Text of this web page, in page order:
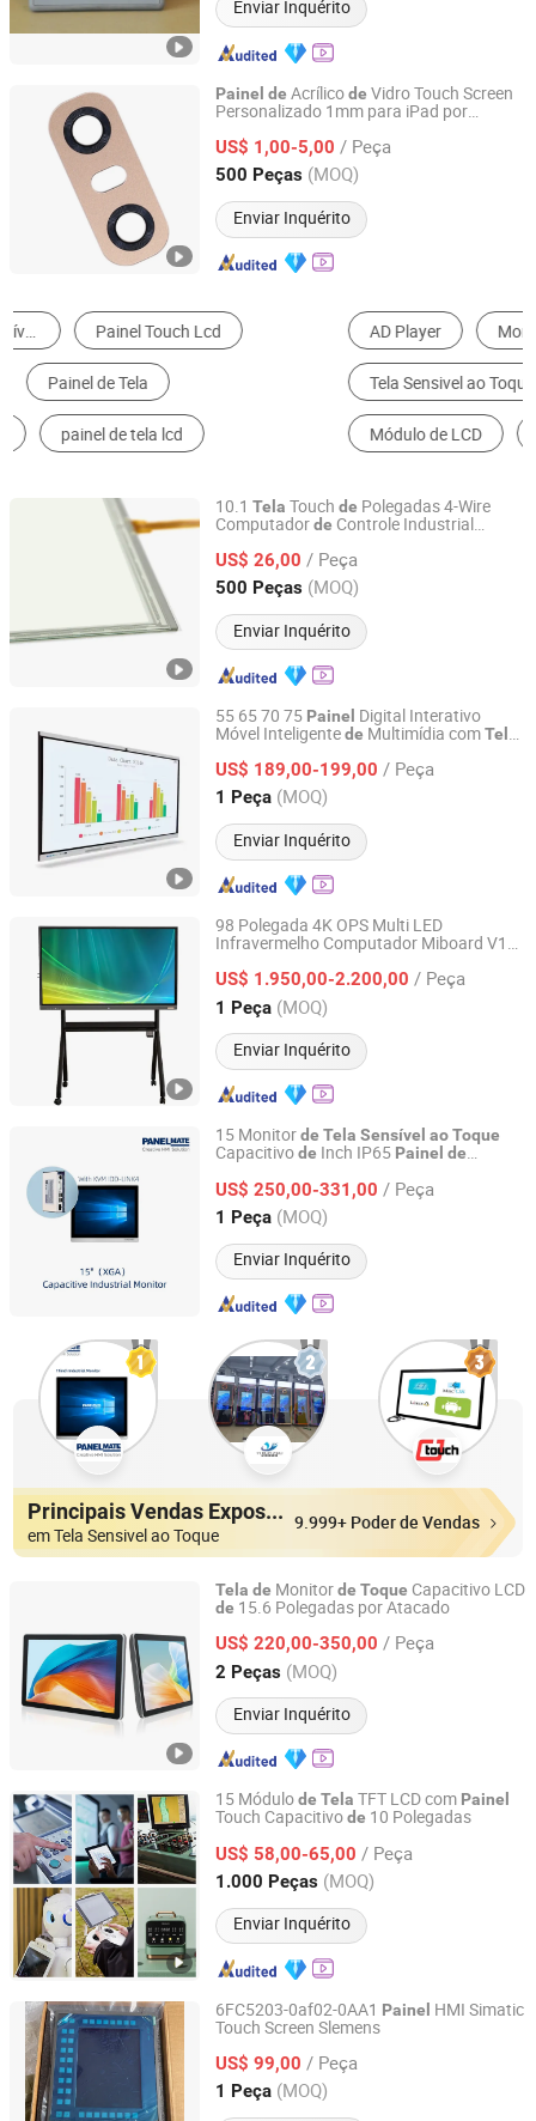
Enviar Inquérito
Painel de Acrílicode Vidro Touch Screen
Personalizado 1mm para iPad por
US$ 1,00-5,00 / Peça
500 Peças (MOQ)
Enviar Inquérito
SHENZHEN YANMING PLATE PROCESS CO., LTD.
Guangdong, China Desde 2018
AD Player Monitor LCD
Tela Sensivel ao Toque Quiosques Digitais & Displays Interativos
Módulo de LCD
10.1 Tela Touch de Polegadas 4-Wire
Computadorde Controle Industrial
US$ 26,00 / Peça
500 Peças (MOQ)
Enviar Inquérito
Head Sun Co., Ltd.
Guangdong, China Desde 2017
55 65 70 75 Painel Digital Interativo
Móvel Inteligentede Multimídia comTela
Painel Plano Interativo
US$ 189,00-199,00 / Peça
1 Peça (MOQ)
Enviar Inquérito
Shenzhen Yiruochu Technology Co., Ltd.
Guangdong, China Desde 2025
98 Polegada 4K OPS Multi LED
Infravermelho Computador Miboard V14.
DisplayTelaLCD para Educação
US$ 1.950,00-2.200,00 / Peça
1 Peça (MOQ)
Enviar Inquérito
Mitechnic Co., Ltd
Hongkong, Hongkong_China
15 Monitorde Tela Sensível aoToque
Capacitivode Inch IP65 Painel de
Sensível aoToquepara Aplicações
Industriais com Interface
Kvm
US$ 250,00-331,00 / Peça
1 Peça (MOQ)
Enviar Inquérito
Shanghai Panelmate Electronics Co., Ltd.
Shanghai, China Desde 2022
Principais Vendas Expositores
em Tela Sensivel ao Toque
9.999+ Poder de Vendas
Tela de Monitorde Toque Capacitivo LCD
de 15.6 Polegadas por Atacado
US$ 220,00-350,00 / Peça
2 Peças (MOQ)
Enviar Inquérito
Guangzhou Touchwo Electronics Co., Ltd.
Guangdong, China Desde 2020
15 Módulode Tela TFT LCD com Painel
Touch Capacitivode 10 Polegadas
US$ 58,00-65,00 / Peça
1.000 Peças (MOQ)
Enviar Inquérito
Head Sun Co., Ltd.
Guangdong, China Desde 2017
6FC5203-0af02-0AA1 Painel HMI Simatic
Touch Screen Slemens
US$ 99,00 / Peça
1 Peça (MOQ)
Dongguan Kanglesi Automation Technology Co., Ltd
Guangdong, China Desde 2026